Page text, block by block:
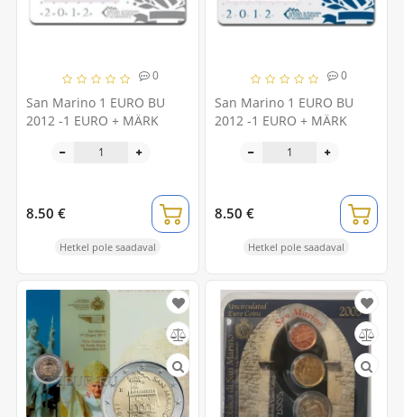
0
San Marino 1 EURO BU
2012 -1 EURO + MÄRK
8.50 €
Hetkel pole saadaval
0
San Marino 1 EURO BU
2012 -1 EURO + MÄRK
8.50 €
Hetkel pole saadaval